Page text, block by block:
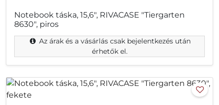
Notebook táska, 15,6", RIVACASE "Tiergarten
8630", piros
Az árak és a vásárlás csak bejelentkezés után
érhetők el.